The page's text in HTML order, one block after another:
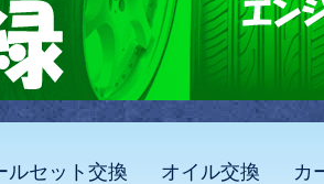
ルセット交換 オイル交換 カ